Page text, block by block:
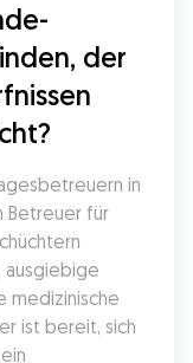
der
in
Betreuer für
ausgiebige
ist bereit, sich